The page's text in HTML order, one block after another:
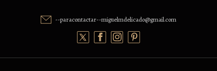
--paracontactar--miguelmdelicado@gmail.com